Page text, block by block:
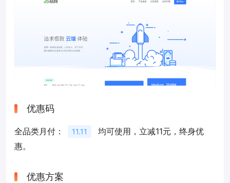
优惠码
全品类月付： 11.11
均可使用，立减11元，终身优
惠。
优惠方案